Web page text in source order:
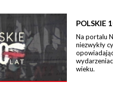
POLSKIE
Na portalu
niezwykły
wieku.